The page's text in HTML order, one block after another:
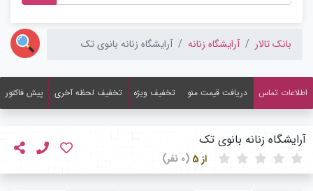
بانک تالار آرایشگاه زنانه آرایشگاه زنانه بانوی تک
اطلاعات تماس دریافت قیمت منو تخفیف ویژه تخفیف لحظه آخری پیش فاکتور
آرایشگاه زنانه بانوی تک
(0 نفر)